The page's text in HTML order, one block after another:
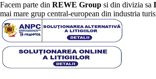
Facem parte din REWE Group si din divizia sa
mai mare grup central-european din industria